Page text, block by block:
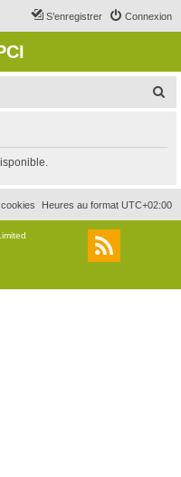
Connexion
S’enregistrer
r
c
r
Heures au format UTC+02:00